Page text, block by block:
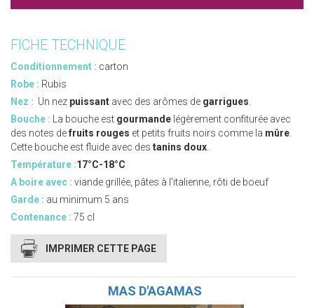
FICHE TECHNIQUE
Conditionnement : carton
Robe : Rubis
Nez : Un nez puissant avec des arômes de garrigues
Bouche :
La bouche est gourmande légèrement confiturée avec
des notes defruits rouges et petits fruits noirs comme la mûre
Cette bouche est fluide avec des tanins doux
Température :17°C-18°C
A boire avec : viande grillée, pâtes à l'italienne, rôti de boeuf
Garde : au minimum 5 ans
Contenance : 75 cl
IMPRIMER CETTE PAGE
MAS D'AGAMAS